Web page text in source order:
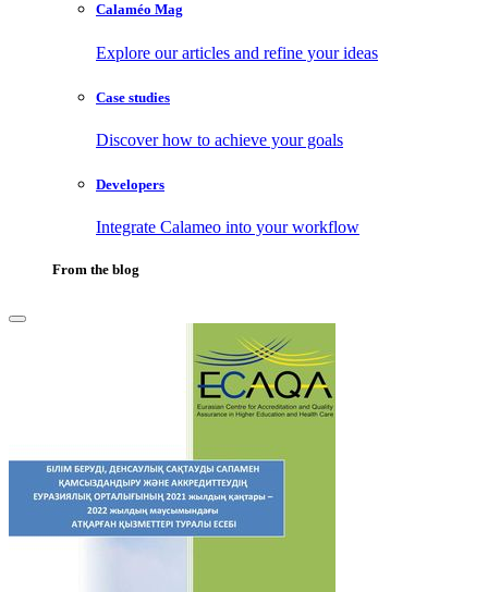
Calaméo Mag
Explore our articles and refine your ideas
Case studies
Discover how to achieve your goals
Developers
Integrate Calameo into your workflow
From the blog